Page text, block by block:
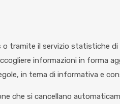
tramite il servizio statistiche
informazioni in forma
in tema di informativa e
che si cancellano